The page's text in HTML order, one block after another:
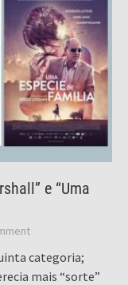
e “Uma
categoria;
mais “sorte”